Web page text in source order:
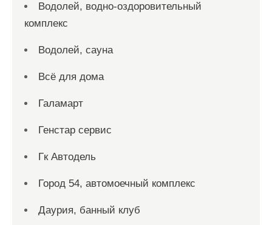
Водолей, водно-оздоровительный
комплекс
Водолей, сауна
Всё для дома
Галамарт
Генстар сервис
Гк Автодель
Город 54, автомоечный комплекс
Даурия, банный клуб